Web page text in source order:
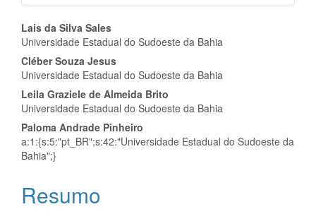
Conteúdo
do
artigo
principal
Lais da Silva Sales
Universidade Estadual do Sudoeste da Bahia
Cléber Souza Jesus
Universidade Estadual do Sudoeste da Bahia
Leila Graziele de Almeida Brito
Universidade Estadual do Sudoeste da Bahia
Paloma Andrade Pinheiro
a:1:{s:5:"pt_BR";s:42:"Universidade Estadual do Sudoeste da
Bahia";}
Resumo